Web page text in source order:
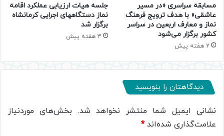
مسابقه سراسری «در مسیر
عاشقی» با هدف ترویج فرهنگ
نماز و معارف اربعین در سراسر
کشور برگزار می‌شود
2 هفته پیش
جلسه هیات ارزیابی عملکرد اقامه
نماز دستگاههای اجرایی کرمانشاه
برگزار شد
3 هفته پیش
دیدگاهتان را بنویسید
نشانی ایمیل شما منتشر نخواهد شد. بخش‌های موردنیاز
علامت‌گذاری شده‌اند*